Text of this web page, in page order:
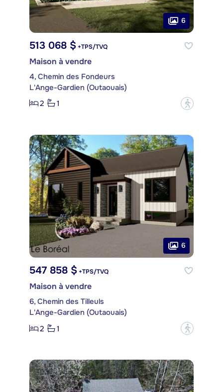
6
513 068 $ +TPS/TVQ
Maison à vendre
4, Chemin des Fondeurs
L'Ange-Gardien (Outaouais)
2
1 ?
6
547 858 $ +TPS/TVQ
Maison à vendre
6, Chemin des Tilleuls
L'Ange-Gardien (Outaouais)
2
1 ?